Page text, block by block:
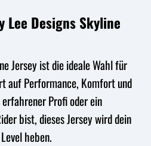
Lee Designs Skyline
Jersey ist die ideale Wahl für
auf Performance, Komfort und
Profi oder ein
bist, dieses Jersey wird dein
heben.